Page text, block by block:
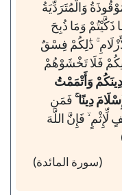
وَالْمُتَرَدِّيَةُ
ذَكَّيْتُمْ وَمَا ذُبِحَ
ذَٰلِكُمْ فِسْقٌ
فَلَا تَخْشَوْهُمْ
وَأَتْمَمْتُ
دِينًا فَمَنِ
فَإِنَّ اللَّهَ
(سورة المائدة)